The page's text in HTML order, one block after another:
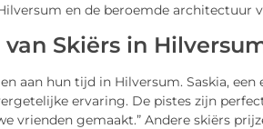
en de beroemde architectuur
Skiërs in
aan hun tijd in Hilversum. Saskia, een
ervaring. De pistes zijn
vrienden gemaakt.” Andere skiërs